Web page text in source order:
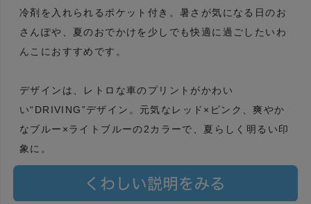
冷剤を入れられるポケット付き。暑さが気になる日のお
さんぽや、夏のおでかけを少しでも快適に過ごしたいわ
んこにおすすめです。
デザインは、レトロな車のプリントがかわい
い“DRIVING”デザイン。元気なレッド×ピンク、爽やか
なブルー×ライトブルーの2カラーで、夏らしく明るい印
象に。